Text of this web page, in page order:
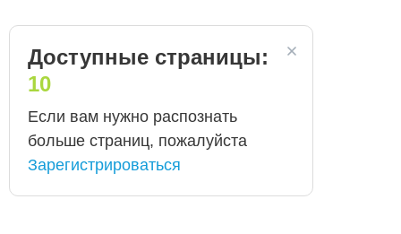
Доступные страницы:
10
Если вам нужно распознать
больше страниц, пожалуйста
Зарегистрироваться